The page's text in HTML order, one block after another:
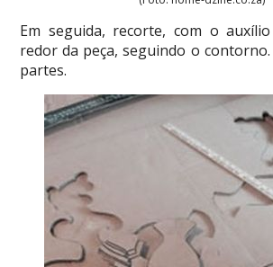
Em seguida, recorte, com o
redor da peça, seguindo o contorno.
partes.